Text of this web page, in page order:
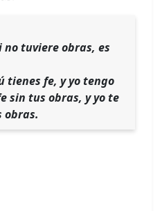
no tuviere obras, es
tienes fe, y yo tengo
sin tus obras, y yo te
obras.